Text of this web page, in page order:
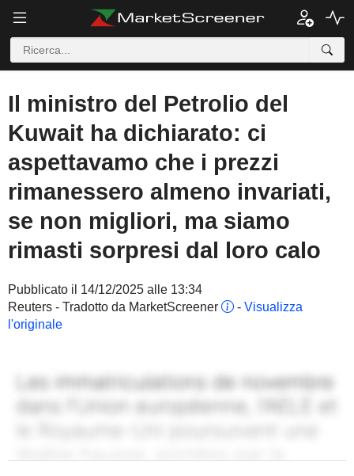
Il ministro del Petrolio del
Kuwait ha dichiarato: ci
aspettavamo che i prezzi
rimanessero almeno invariati,
se non migliori, ma siamo
rimasti sorpresi dal loro calo
Pubblicato il 14/12/2025 alle 13:34
Reuters - Tradotto da MarketScreener
- Visualizza
l'originale